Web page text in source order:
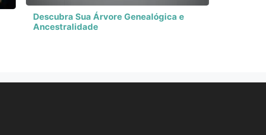
Descubra Sua Árvore Genealógica e
Ancestralidade